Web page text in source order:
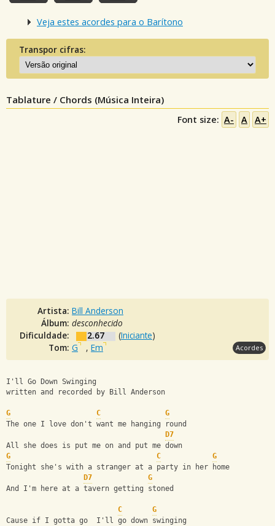
Veja estes acordes para o Barítono
Transpor cifras:
Tablature / Chords (Música Inteira)
Font size: A- A A+
Artista: Bill Anderson
Álbum: desconhecido
Dificuldade:
2.67 (Iniciante)
Tom: G , Em Acordes
I'll Go Down Swinging
written and recorded by Bill Anderson
G C
G
The one I love don't want me hanging round
D7
All she does is put me on and put me down
G
C
G
Tonight she's with a stranger at a party in her home
D7
G
And I'm here at a tavern getting stoned
C
G
Cause if I gotta go  I'll go down swinging